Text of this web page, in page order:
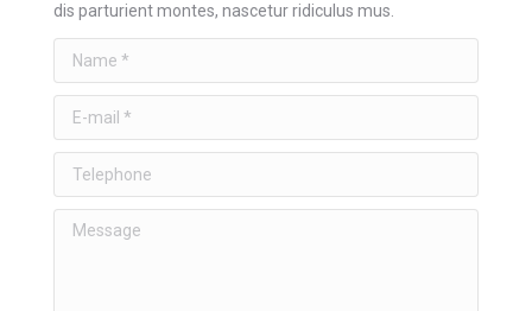
dis parturient montes, nascetur ridiculus mus.
Name *
E-mail *
Telephone
Message